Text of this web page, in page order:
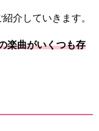
介していきます。
楽曲がいくつも存